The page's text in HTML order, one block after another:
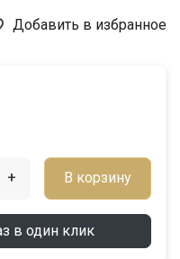
Добавить в избранное
+ В корзину
в один клик